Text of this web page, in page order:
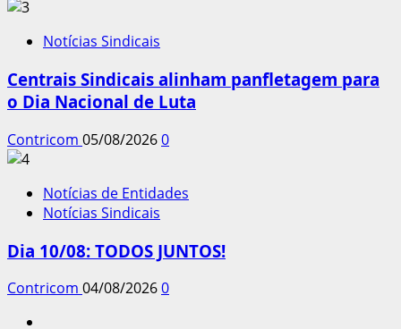
Notícias Sindicais
Centrais Sindicais alinham panfletagem para
o Dia Nacional de Luta
Contricom 05/08/20260
Notícias de Entidades
Notícias Sindicais
Dia 10/08: TODOS JUNTOS!
Contricom 04/08/20260